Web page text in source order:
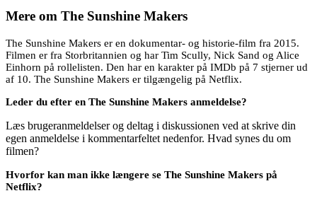
Mere om The Sunshine Makers
The Sunshine Makers er en dokumentar- og historie-film fra 2015.
Filmen er fra Storbritannien og har Tim Scully, Nick Sand og Alice
Einhorn på rollelisten. Den har en karakter på IMDb på 7 stjerner ud
af 10. The Sunshine Makers er tilgængelig på Netflix.
Leder du efter en The Sunshine Makers anmeldelse?
Læs brugeranmeldelser og deltag i diskussionen ved at skrive din
egen anmeldelse i kommentarfeltet nedenfor. Hvad synes du om
filmen?
Hvorfor kan man ikke længere se The Sunshine Makers på
Netflix?